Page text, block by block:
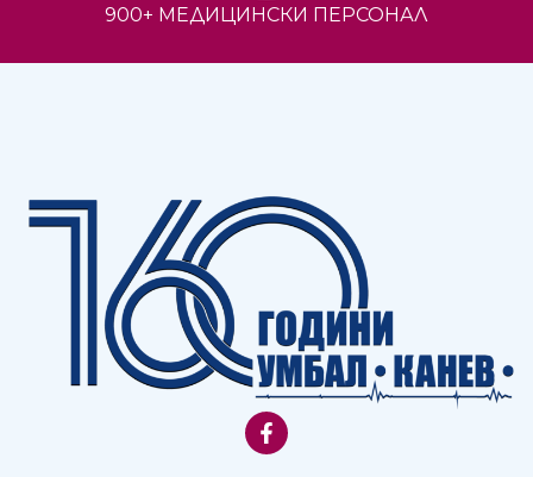
900+ МЕДИЦИНСКИ ПЕРСОНАЛ